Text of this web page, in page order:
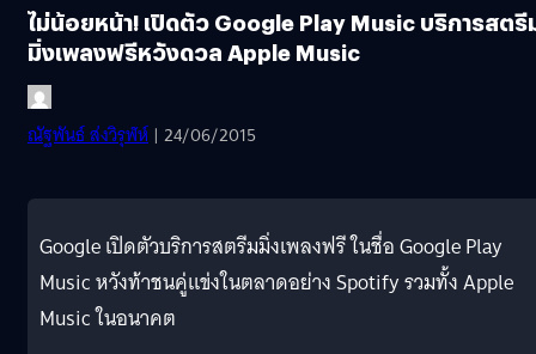
ไม่น้อยหน้า! เปิดตัว Google Play Music บริการสตรี
มิ่งเพลงฟรีหวังดวล Apple Music
ณัฐพันธ์ ส่งวิรุฬห์ | 24/06/2015
Google เปิดตัวบริการสตรีมมิ่งเพลงฟรี ในชื่อ Google Play
Music หวังท้าชนคู่แข่งในตลาดอย่าง Spotify รวมทั้ง Apple
Music ในอนาคต